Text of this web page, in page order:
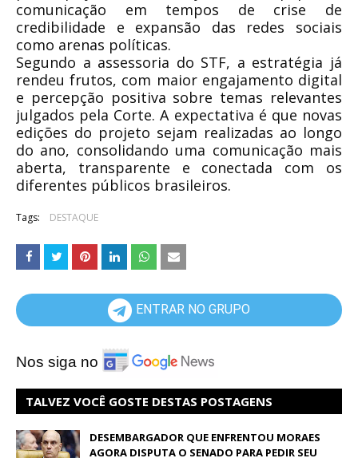
comunicação em tempos de crise de
credibilidade e expansão das redes sociais
como arenas políticas.
Segundo a assessoria do STF, a estratégia já
rendeu frutos, com maior engajamento digital
e percepção positiva sobre temas relevantes
julgados pela Corte. A expectativa é que novas
edições do projeto sejam realizadas ao longo
do ano, consolidando uma comunicação mais
aberta, transparente e conectada com os
diferentes públicos brasileiros.
Tags: DESTAQUE
ENTRAR NO GRUPO
Nos siga no
TALVEZ VOCÊ GOSTE DESTAS POSTAGENS
DESEMBARGADOR QUE ENFRENTOU MORAES
AGORA DISPUTA O SENADO PARA PEDIR SEU